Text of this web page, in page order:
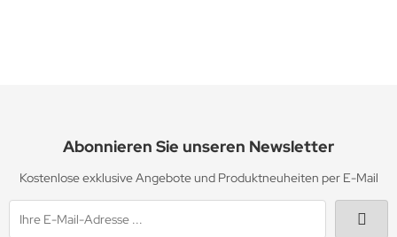
Abonnieren Sie unseren Newsletter
Kostenlose exklusive Angebote und Produktneuheiten per E-Mail